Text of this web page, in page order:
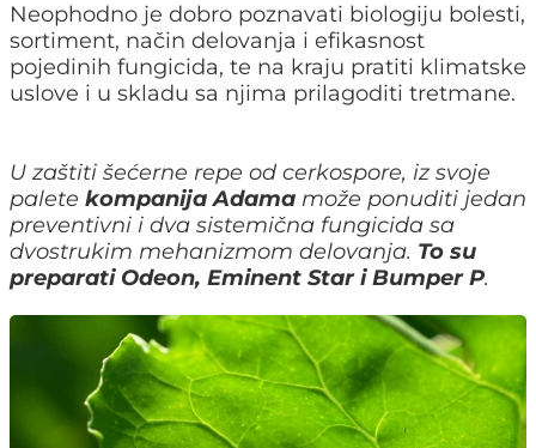
Neophodno je dobro poznavati biologiju bolesti,
sortiment, način delovanja i efikasnost
pojedinih fungicida, te na kraju pratiti klimatske
uslove i u skladu sa njima prilagoditi tretmane.
U zaštiti šećerne repe od cerkospore, iz svoje
palete kompanija Adama može ponuditi jedan
preventivni i dva sistemična fungicida sa
dvostrukim mehanizmom delovanja. To su
preparati Odeon, Eminent Star i Bumper P.